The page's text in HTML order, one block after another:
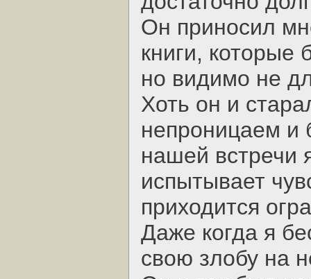
Он приносил
книги, которые
но видимо не
Хоть он и
непроницаем и
нашей встречи
испытывает
приходится
Даже когда я
свою злобу на